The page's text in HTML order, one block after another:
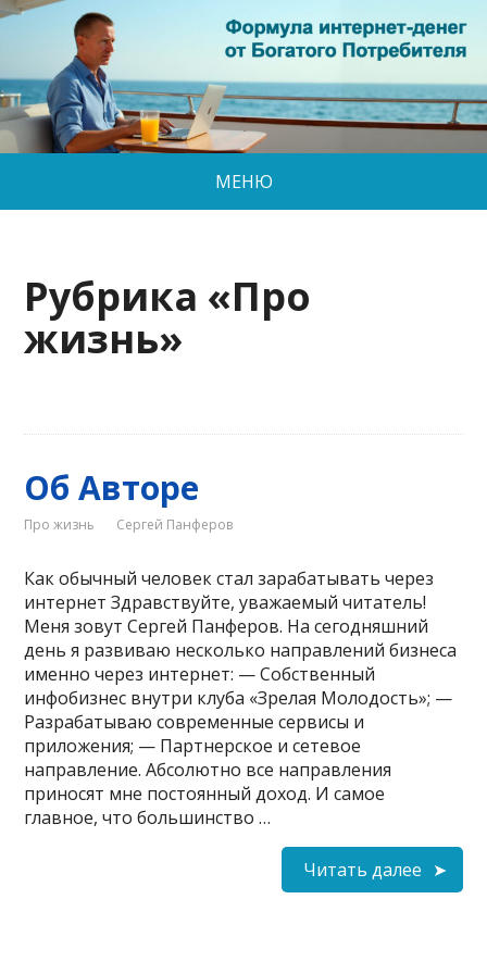
МЕНЮ
Рубрика «Про
жизнь»
Об Авторе
Про жизнь Сергей Панферов
Как обычный человек стал зарабатывать через
интернет Здравствуйте, уважаемый читатель!
Меня зовут Сергей Панферов. На сегодняшний
день я развиваю несколько направлений бизнеса
именно через интернет: — Собственный
инфобизнес внутри клуба «Зрелая Молодость»; —
Разрабатываю современные сервисы и
приложения; — Партнерское и сетевое
направление. Абсолютно все направления
приносят мне постоянный доход. И самое
главное, что большинство …
Читать далее